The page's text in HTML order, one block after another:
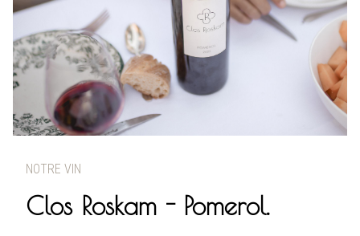
NOTRE VIN
Clos Roskam - Pomerol.